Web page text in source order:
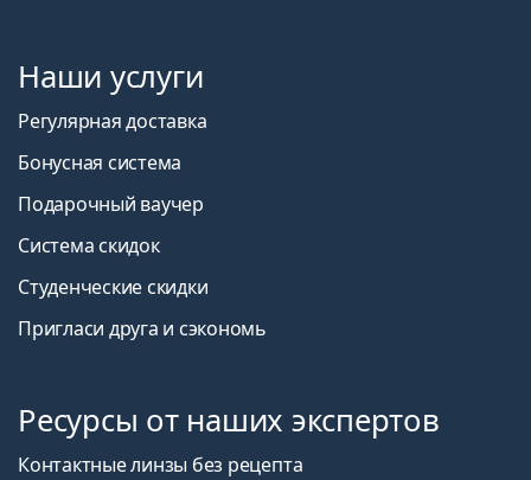
Наши услуги
Регулярная доставка
Бонусная система
Подарочный ваучер
Система скидок
Студенческие скидки
Пригласи друга и сэкономь
Ресурсы от наших экспертов
Контактные линзы без рецепта